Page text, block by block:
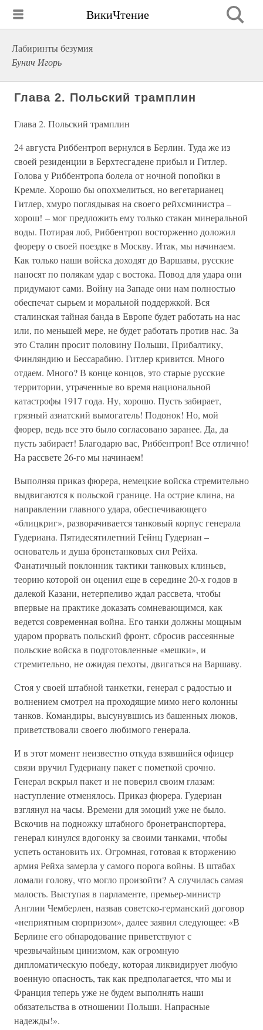
ВикиЧтение
Лабиринты безумия
Бунич Игорь
Глава 2. Польский трамплин
Глава 2. Польский трамплин
24 августа Риббентроп вернулся в Берлин. Туда же из
своей резиденции в Берхтесгадене прибыл и Гитлер.
Голова у Риббентропа болела от ночной попойки в
Кремле. Хорошо бы опохмелиться, но вегетарианец
Гитлер, хмуро поглядывая на своего рейхсминистра –
хорош! – мог предложить ему только стакан минеральной
воды. Потирая лоб, Риббентроп восторженно доложил
фюреру о своей поездке в Москву. Итак, мы начинаем.
Как только наши войска доходят до Варшавы, русские
наносят по полякам удар с востока. Повод для удара они
придумают сами. Войну на Западе они нам полностью
обеспечат сырьем и моральной поддержкой. Вся
сталинская тайная банда в Европе будет работать на нас
или, по меньшей мере, не будет работать против нас. За
это Сталин просит половину Польши, Прибалтику,
Финляндию и Бессарабию. Гитлер кривится. Много
отдаем. Много? В конце концов, это старые русские
территории, утраченные во время национальной
катастрофы 1917 года. Ну, хорошо. Пусть забирает,
грязный азиатский вымогатель! Подонок! Но, мой
фюрер, ведь все это было согласовано заранее. Да, да
пусть забирает! Благодарю вас, Риббентроп! Все отлично!
На рассвете 26-го мы начинаем!
Выполняя приказ фюрера, немецкие войска стремительно
выдвигаются к польской границе. На острие клина, на
направлении главного удара, обеспечивающего
«блицкриг», разворачивается танковый корпус генерала
Гудериана. Пятидесятилетний Гейнц Гудериан –
основатель и душа бронетанковых сил Рейха.
Фанатичный поклонник тактики танковых клиньев,
теорию которой он оценил еще в середине 20-х годов в
далекой Казани, нетерпеливо ждал рассвета, чтобы
впервые на практике доказать сомневающимся, как
ведется современная война. Его танки должны мощным
ударом прорвать польский фронт, сбросив рассеянные
польские войска в подготовленные «мешки», и
стремительно, не ожидая пехоты, двигаться на Варшаву.
Стоя у своей штабной танкетки, генерал с радостью и
волнением смотрел на проходящие мимо него колонны
танков. Командиры, высунувшись из башенных люков,
приветствовали своего любимого генерала.
И в этот момент неизвестно откуда взявшийся офицер
связи вручил Гудериану пакет с пометкой срочно.
Генерал вскрыл пакет и не поверил своим глазам:
наступление отменялось. Приказ фюрера. Гудериан
взглянул на часы. Времени для эмоций уже не было.
Вскочив на подножку штабного бронетранспортера,
генерал кинулся вдогонку за своими танками, чтобы
успеть остановить их. Огромная, готовая к вторжению
армия Рейха замерла у самого порога войны. В штабах
ломали голову, что могло произойти? А случилась самая
малость. Выступая в парламенте, премьер-министр
Англии Чемберлен, назвав советско-германский договор
«неприятным сюрпризом», далее заявил следующее: «В
Берлине его обнародование приветствуют с
чрезвычайным цинизмом, как огромную
дипломатическую победу, которая ликвидирует любую
военную опасность, так как предполагается, что мы и
Франция теперь уже не будем выполнять наши
обязательства в отношении Польши. Напрасные
надежды!».